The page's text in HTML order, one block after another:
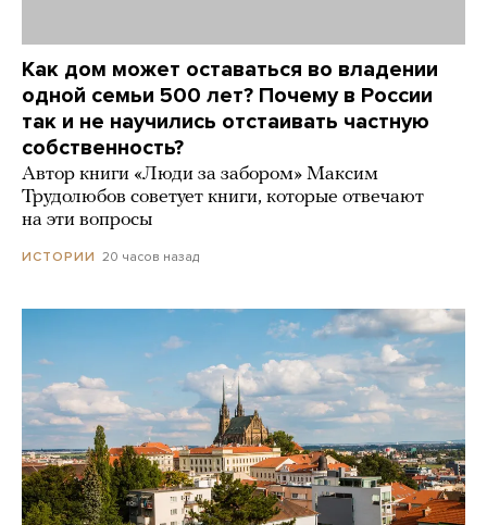
Как дом может оставаться во владении
одной семьи 500 лет? Почему в России
так и не научились отстаивать частную
собственность?
Автор книги «Люди за забором» Максим
Трудолюбов советует книги, которые отвечают
на эти вопросы
ИСТОРИИ 20 часов назад